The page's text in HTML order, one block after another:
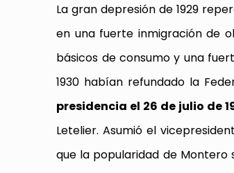
La gran depresión de 1929
en una fuerte inmigración de
básicos de consumo y una
1930 habían refundado la
presidencia el 26 de julio de
Letelier. Asumió el
que la popularidad de Montero